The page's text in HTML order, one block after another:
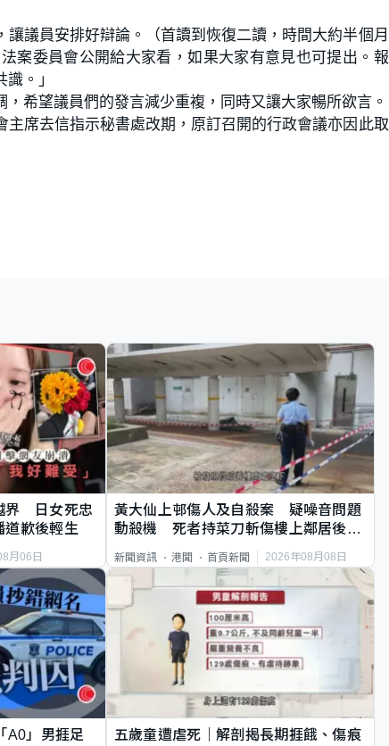
議員安排好辯論。（首讀到恢復二讀，時間大約半個月
案委員會公開給大家看，如果大家有意見也可提出。報
。」
希望議員們的發言減少重複，同時又讓大家暢所欲言。
席去信指示秘書處改期，原訂召開的行政會議亦因此取
界 日女死忠
歉後輕生
月06日
黃大仙上邨傷人及自殺案 疑噪音問題
動殺機 死者持菜刀斬傷樓上鄰居後墮
新聞資訊 港聞 首頁新聞 2026年08月08日
」男捱足
五歲童遭虐死｜解剖揭長期捱餓、傷痕